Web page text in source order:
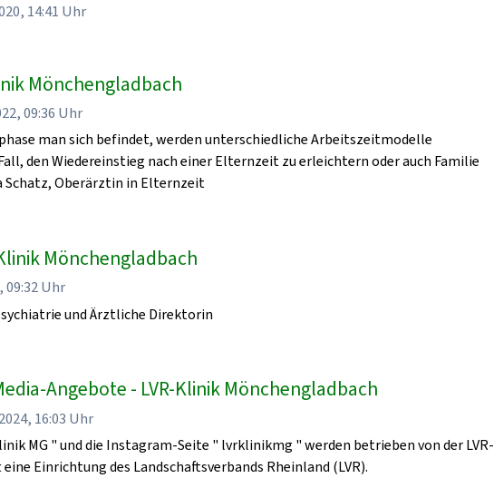
14:41 Uhr
Mönchengladbach
09:36 Uhr
man sich befindet, werden unterschiedliche Arbeitszeitmodelle
den Wiedereinstieg nach einer Elternzeit zu erleichtern oder auch Familie
Schatz, Oberärztin in Elternzeit
Mönchengladbach
09:32 Uhr
und Ärztliche Direktorin
Angebote - LVR-Klinik Mönchengladbach
16:03 Uhr
MG " und die Instagram-Seite " lvrklinikmg " werden betrieben von der LVR-
Einrichtung des Landschaftsverbands Rheinland (LVR).